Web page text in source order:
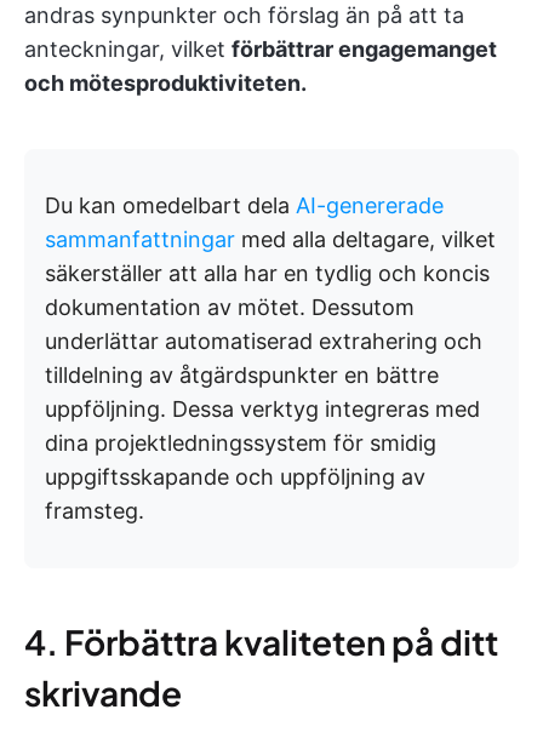
andras synpunkter och förslag än på att ta
anteckningar, vilket förbättrar engagemanget
och mötesproduktiviteten.
Du kan omedelbart dela AI-genererade
sammanfattningar med alla deltagare, vilket
säkerställer att alla har en tydlig och koncis
dokumentation av mötet. Dessutom
underlättar automatiserad extrahering och
tilldelning av åtgärdspunkter en bättre
uppföljning. Dessa verktyg integreras med
dina projektledningssystem för smidig
uppgiftsskapande och uppföljning av
framsteg.
4. Förbättra kvaliteten på ditt
skrivande